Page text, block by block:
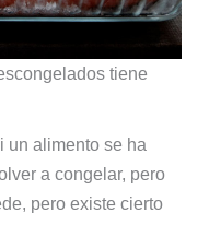
tiene
un alimento se ha
a congelar, pero
pero existe cierto